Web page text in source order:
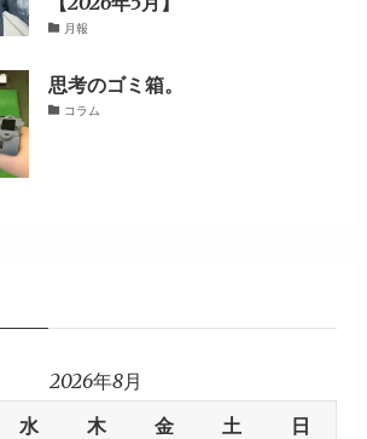
月報
思考のゴミ箱。
コラム
2026年8月
水 木 金 土 日